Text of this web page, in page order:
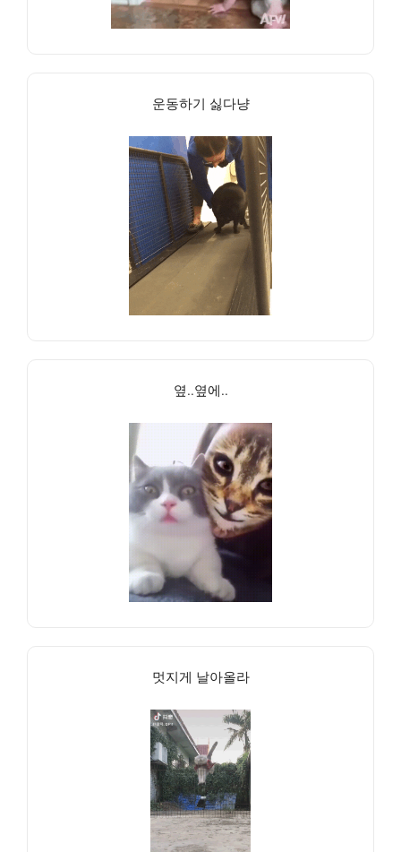
운동하기 싫다냥
옆..옆에..
멋지게 날아올라